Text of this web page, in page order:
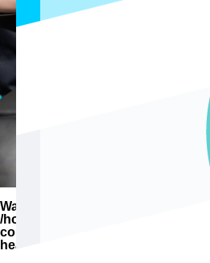
Warning
: Undefined variable
/home/zimuya/tada-reserve.jp/
content/themes/quadra_biz001/
header-title.php